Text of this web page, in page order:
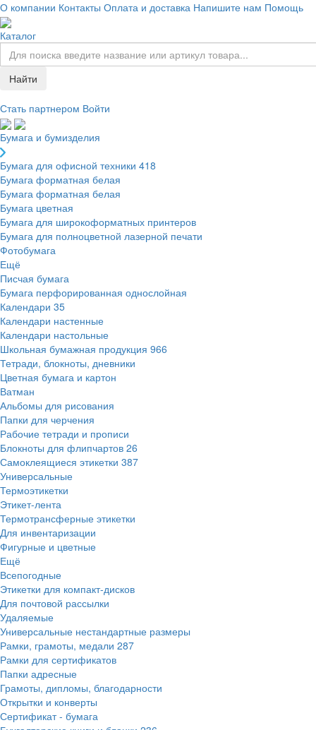
О компании Контакты Оплата и доставка Напишите нам Помощь
Каталог
Найти
Стать партнером Войти
Бумага и бумизделия
Бумага для офисной техники 418
Бумага форматная белая
Бумага форматная белая
Бумага цветная
Бумага для широкоформатных принтеров
Бумага для полноцветной лазерной печати
Фотобумага
Ещё
Писчая бумага
Бумага перфорированная однослойная
Календари 35
Календари настенные
Календари настольные
Школьная бумажная продукция 966
Тетради, блокноты, дневники
Цветная бумага и картон
Ватман
Альбомы для рисования
Папки для черчения
Рабочие тетради и прописи
Блокноты для флипчартов 26
Самоклеящиеся этикетки 387
Универсальные
Термоэтикетки
Этикет-лента
Термотрансферные этикетки
Для инвентаризации
Фигурные и цветные
Ещё
Всепогодные
Этикетки для компакт-дисков
Для почтовой рассылки
Удаляемые
Универсальные нестандартные размеры
Рамки, грамоты, медали 287
Рамки для сертификатов
Папки адресные
Грамоты, дипломы, благодарности
Открытки и конверты
Сертификат - бумага